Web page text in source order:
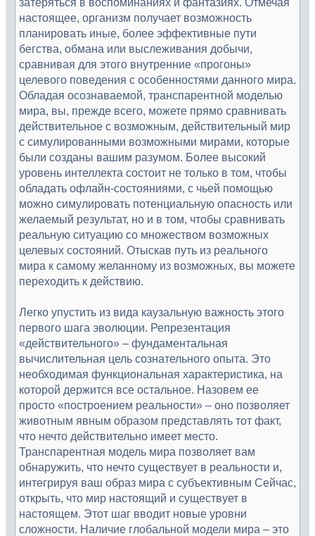
настоящее, организм получает возможность
планировать иные, более эффективные пути
бегства, обмана или выслеживания добычи,
сравнивая для этого внутренние «прогоны»
целевого поведения с особенностями данного мира.
Обладая осознаваемой, транспарентной моделью
мира, вы, прежде всего, можете прямо сравнивать
действительное с возможным, действительный мир
с симулированными возможными мирами, которые
были созданы вашим разумом. Более высокий
уровень интеллекта состоит не только в том, чтобы
обладать офлайн-состояниями, с чьей помощью
можно симулировать потенциальную опасность или
желаемый результат, но и в том, чтобы сравнивать
реальную ситуацию со множеством возможных
целевых состояний. Отыскав путь из реального
мира к самому желанному из возможных, вы можете
переходить к действию.
Легко упустить из вида каузальную важность этого
первого шага эволюции. Репрезентация
«действительного» – фундаментальная
вычислительная цель сознательного опыта. Это
необходимая функциональная характеристика, на
которой держится все остальное. Назовем ее
просто «построением реальности» – оно позволяет
животным явным образом представлять тот факт,
что нечто действительно имеет место.
Транспарентная модель мира позволяет вам
обнаружить, что нечто существует в реальности и,
интегрируя ваш образ мира с субъективным Сейчас,
открыть, что мир настоящий и существует в
настоящем. Этот шаг вводит новые уровни
сложности. Наличие глобальной модели мира – это